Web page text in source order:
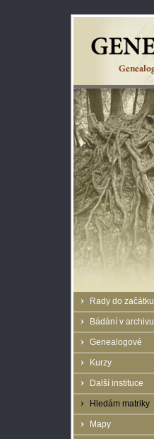
Rady do začátku
Bádání v archivu
Genealogové
Kurzy
Další instituce
Hledám matriky
Mapy